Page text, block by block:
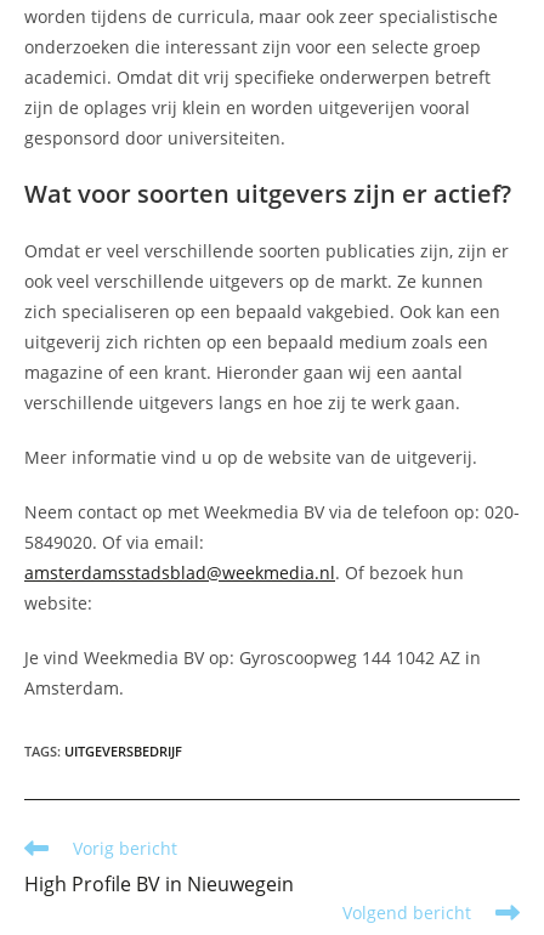
worden tijdens de curricula, maar ook zeer specialistische
onderzoeken die interessant zijn voor een selecte groep
academici. Omdat dit vrij specifieke onderwerpen betreft
zijn de oplages vrij klein en worden uitgeverijen vooral
gesponsord door universiteiten.
Wat voor soorten uitgevers zijn er actief?
Omdat er veel verschillende soorten publicaties zijn, zijn er
ook veel verschillende uitgevers op de markt. Ze kunnen
zich specialiseren op een bepaald vakgebied. Ook kan een
uitgeverij zich richten op een bepaald medium zoals een
magazine of een krant. Hieronder gaan wij een aantal
verschillende uitgevers langs en hoe zij te werk gaan.
Meer informatie vind u op de website van de uitgeverij.
Neem contact op met Weekmedia BV via de telefoon op: 020-
5849020. Of via email:
amsterdamsstadsblad@weekmedia.nl. Of bezoek hun
website:
Je vind Weekmedia BV op: Gyroscoopweg 144 1042 AZ in
Amsterdam.
TAGS: UITGEVERSBEDRIJF
Lees
meer
artikelen
Vorig bericht
High Profile BV in Nieuwegein
Volgend bericht